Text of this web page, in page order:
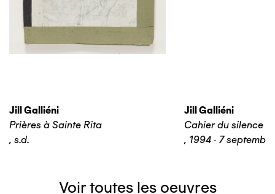
Jill Galliéni
Prières à Sainte Rita
, s.d.
Jill Galliéni
Cahier du silence
, 1994 - 7
Voir toutes les oeuvres